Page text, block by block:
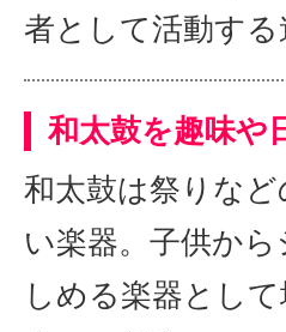
者として活動する
和太鼓を趣味や
和太鼓は祭りな
い楽器。子供か
しめる楽器とし